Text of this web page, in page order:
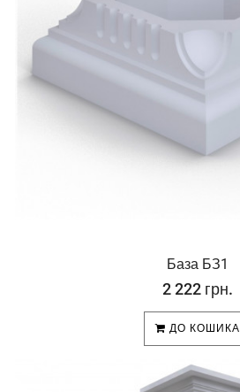
База БЗ1
2 222 грн.
ДО КОШИКА